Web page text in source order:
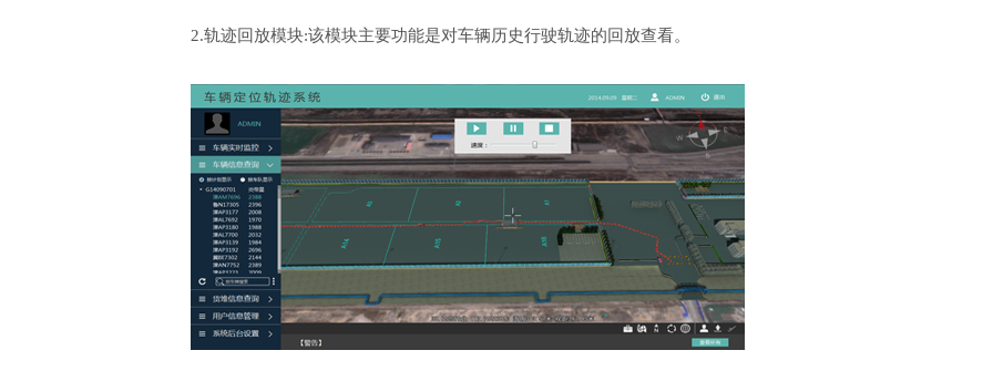
2.轨迹回放模块:该模块主要功能是对车辆历史行驶轨迹的回放查看。